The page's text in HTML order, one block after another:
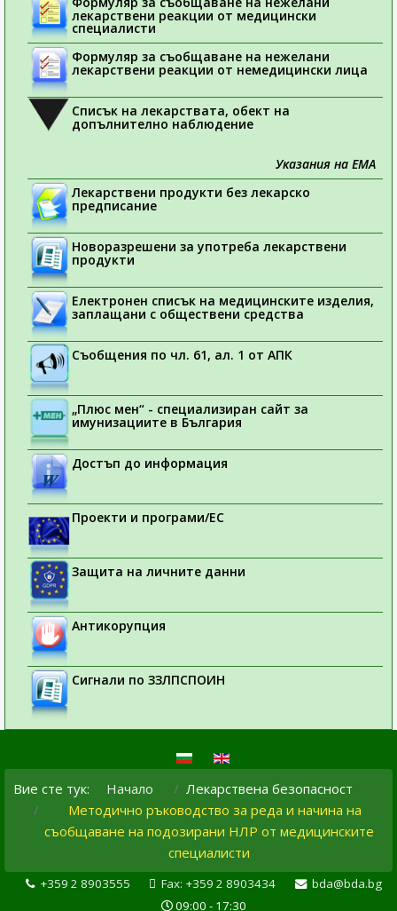
лекарствени реакции от медицински
специалисти
Формуляр за съобщаване на нежелани
лекарствени реакции от немедицински лица
Списък на лекарствата, обект на
допълнително наблюдение
Указания на ЕМА
Лекарствени продукти без лекарско
предписание
Новоразрешени за употреба лекарствени
продукти
Електронен списък на медицинските изделия,
заплащани с обществени средства
Съобщения по чл. 61, ал. 1 от АПК
„Плюс мен“ - специализиран сайт за
имунизациите в България
Достъп до информация
Проекти и програми/ЕС
Защита на личните данни
Антикорупция
Сигнали по ЗЗЛПСПОИН
Вие сте тук: Начало
Лекарствена безопасност
Методично ръководство за реда и начина на
съобщаване на подозирани НЛР от медицинските
специалисти
+359 2 8903555 Fax: +359 2 8903434
bda@bda.bg
09:00 - 17:30